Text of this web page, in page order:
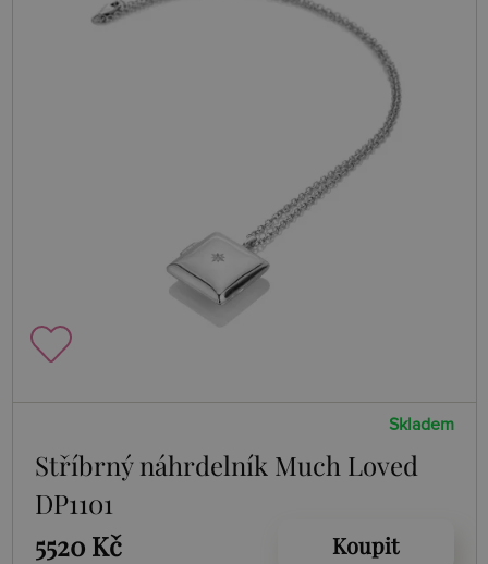
Skladem
Stříbrný náhrdelník Much Loved
DP1101
5520 Kč
Koupit